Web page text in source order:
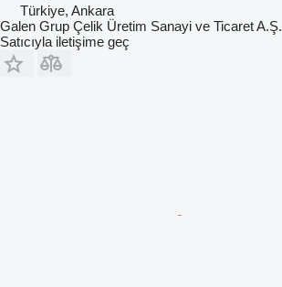
Türkiye, Ankara
Galen Grup Çelik Üretim Sanayi ve Ticaret A.Ş.
Satıcıyla iletişime geç